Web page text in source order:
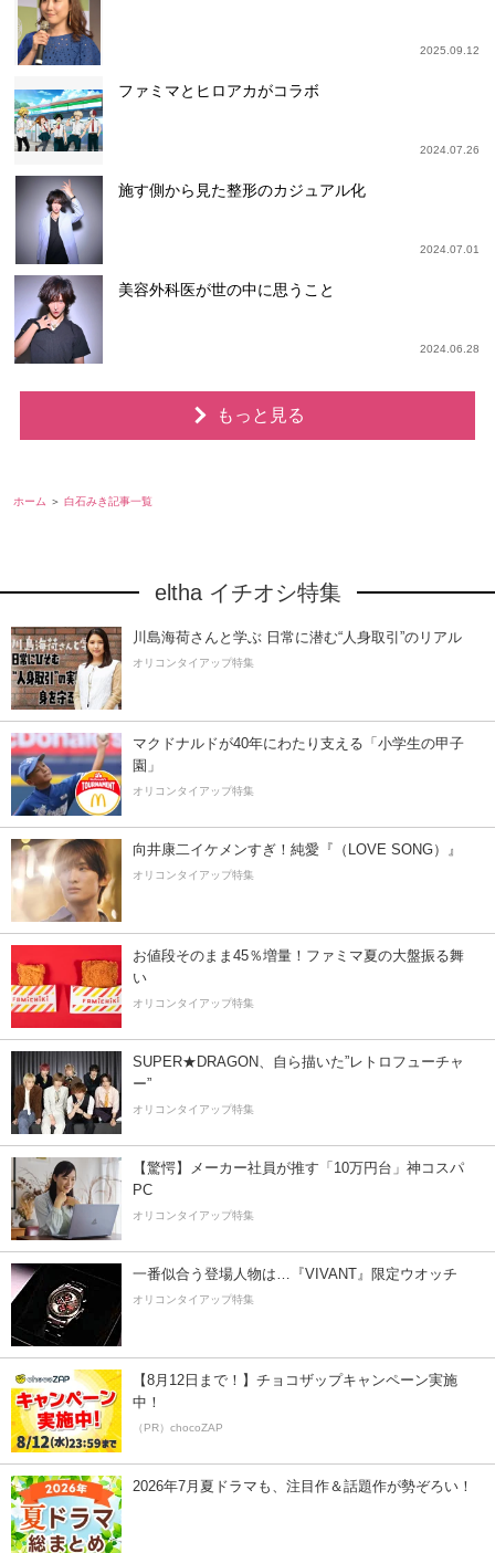
2025.09.12
ファミマとヒロアカがコラボ
2024.07.26
施す側から見た整形のカジュアル化
2024.07.01
美容外科医が世の中に思うこと
2024.06.28
もっと見る
ホーム 白石みき記事一覧
eltha イチオシ特集
川島海荷さんと学ぶ 日常に潜む“人身取引”のリアル
オリコンタイアップ特集
マクドナルドが40年にわたり支える「小学生の甲子
園」
オリコンタイアップ特集
向井康二イケメンすぎ！純愛『（LOVE SONG）』
オリコンタイアップ特集
お値段そのまま45％増量！ファミマ夏の大盤振る舞
い
オリコンタイアップ特集
SUPER★DRAGON、自ら描いた”レトロフューチャ
ー”
オリコンタイアップ特集
【驚愕】メーカー社員が推す「10万円台」神コスパ
PC
オリコンタイアップ特集
一番似合う登場人物は…『VIVANT』限定ウオッチ
オリコンタイアップ特集
【8月12日まで！】チョコザップキャンペーン実施
中！
（PR）chocoZAP
2026年7月夏ドラマも、注目作＆話題作が勢ぞろい！